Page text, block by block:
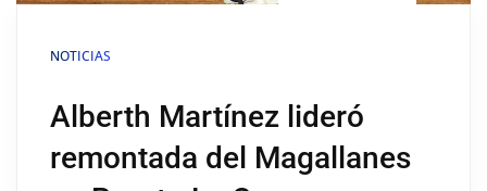
NOTICIAS
Alberth Martínez lideró
remontada del Magallanes